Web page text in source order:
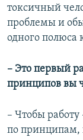
токсичный
проблемы и
одного полюса
– Это первый
принципов вы
– Чтобы работу
по принципам,